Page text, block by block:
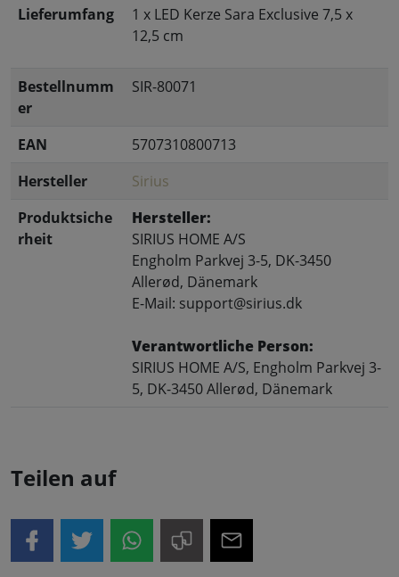
Lieferumfang
1 x LED Kerze Sara Exclusive 7,5 x
12,5 cm
Bestellnumm
er
SIR-80071
EAN
5707310800713
Hersteller
Sirius
Produktsiche
rheit
Hersteller:
SIRIUS HOME A/S
Engholm Parkvej 3-5, DK-3450
Allerød, Dänemark
E-Mail: support@sirius.dk
Verantwortliche Person:
SIRIUS HOME A/S, Engholm Parkvej 3-
5, DK-3450 Allerød, Dänemark
Teilen auf